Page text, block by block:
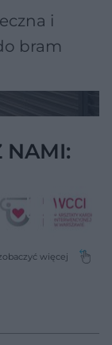
i
bram
NAMI: